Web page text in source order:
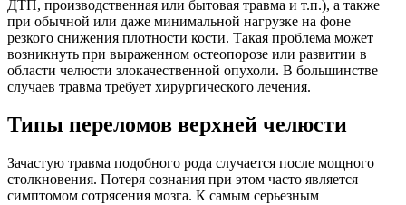
ДТП, производственная или бытовая травма и т.п.), а также
при обычной или даже минимальной нагрузке на фоне
резкого снижения плотности кости. Такая проблема может
возникнуть при выраженном остеопорозе или развитии в
области челюсти злокачественной опухоли. В большинстве
случаев травма требует хирургического лечения.
Типы переломов верхней челюсти
Зачастую травма подобного рода случается после мощного
столкновения. Потеря сознания при этом часто является
симптомом сотрясения мозга. К самым серьезным